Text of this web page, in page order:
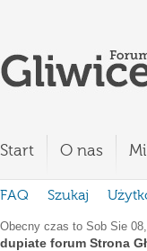
Start O nas
FAQ Szukaj
Obecny czas to Sob Sie
dupiate forum Strona